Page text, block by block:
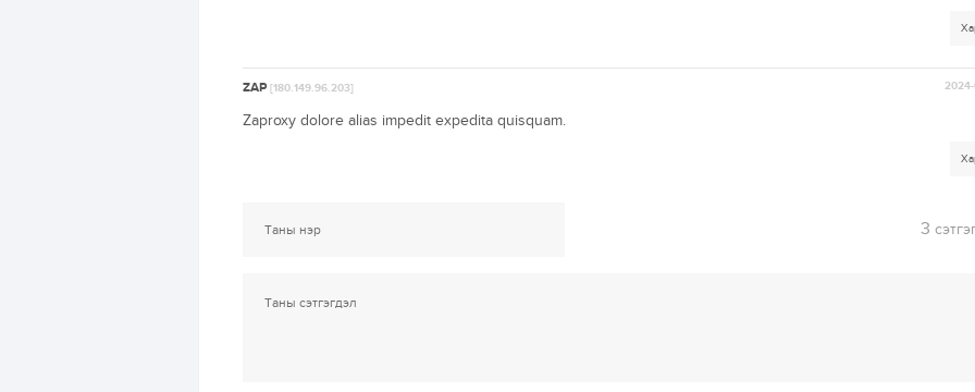
ZAP[180.149.96.203]
Zaproxy dolore alias impedit expedita quisquam.
3